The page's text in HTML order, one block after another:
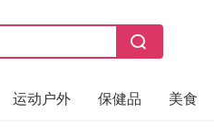
运动户外 保健品 美食